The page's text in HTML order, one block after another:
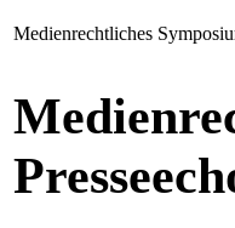
Medienrechtliches